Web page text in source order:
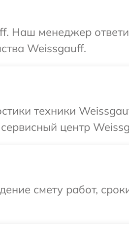
Наш менеджер
Weissgauff.
техники
центр
смету работ,